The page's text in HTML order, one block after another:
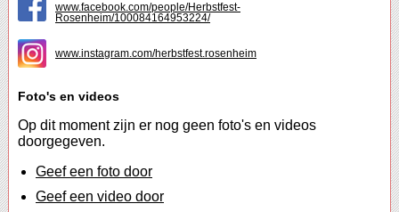
www.facebook.com/people/Herbstfest-
Rosenheim/100084164953224/
www.instagram.com/herbstfest.rosenheim
Foto's en videos
Op dit moment zijn er nog geen foto's en videos
doorgegeven.
Geef een foto door
Geef een video door